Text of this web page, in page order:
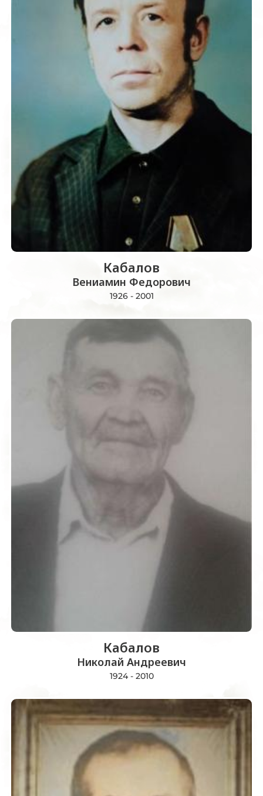
Кабалов
Вениамин Федорович
1926 - 2001
Кабалов
Николай Андреевич
1924 - 2010